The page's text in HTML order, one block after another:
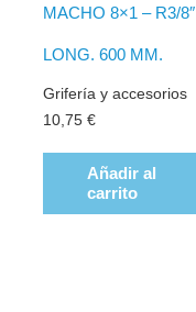
MACHO 8×1 – R3/8″
LONG. 600 MM.
Grifería y accesorios
10,75€
Añadir al
carrito